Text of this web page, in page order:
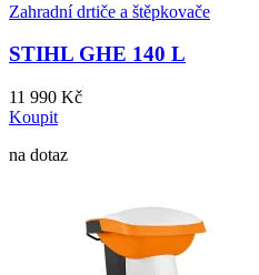
Zahradní drtiče a štěpkovače
STIHL GHE 140 L
11 990 Kč
Koupit
na dotaz